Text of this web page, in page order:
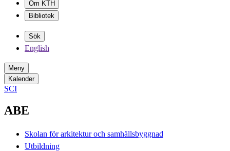
Om KTH
Bibliotek
Sök
English
Meny
Kalender
SCI
ABE
Skolan för arkitektur och samhällsbyggnad
Utbildning